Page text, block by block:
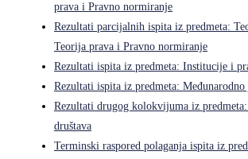
prava i Pravno normiranje
Rezultati parcijalnih ispita iz predmeta:
Teorija prava i Pravno normiranje
Rezultati ispita iz predmeta: Institucije i
Rezultati ispita iz predmeta:
Rezultati drugog kolokvijuma iz
društava
Terminski raspored polaganja ispita iz